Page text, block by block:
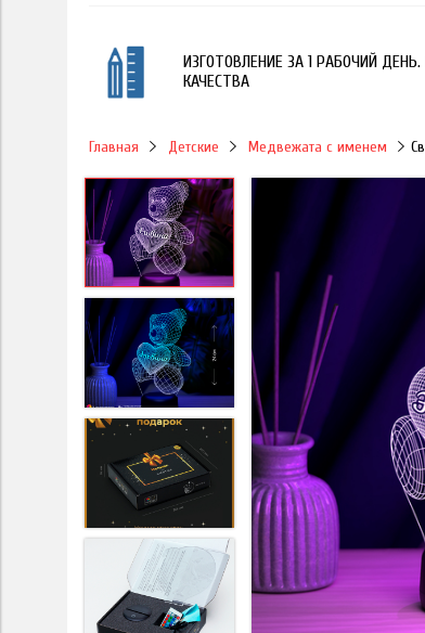
ИЗГОТОВЛЕНИЕ ЗА 1 РАБОЧИЙ
КАЧЕСТВА
Главная Детские Медвежата с именем